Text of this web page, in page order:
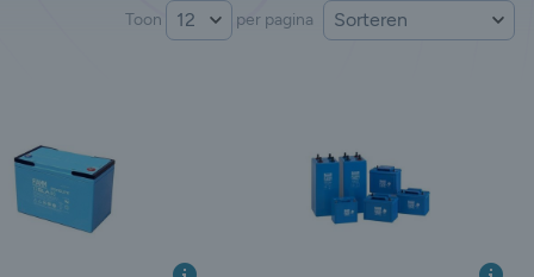
Toon per pagina Sorteer op: